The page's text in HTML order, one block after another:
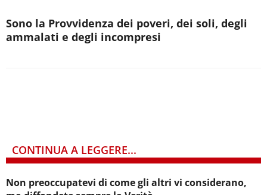
Sono la Provvidenza dei poveri, dei soli, degli
ammalati e degli incompresi
CONTINUA A LEGGERE...
Non preoccupatevi di come gli altri vi considerano,